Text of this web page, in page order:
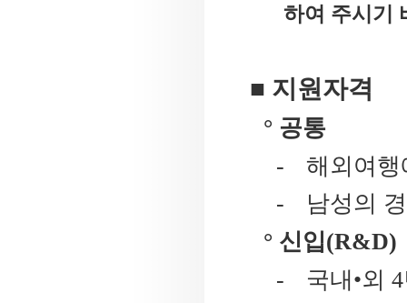
하여 주시기
■ 지원자격
° 공통
-
해외여
-
남성의
° 신입(R&D)
-
국내•외4